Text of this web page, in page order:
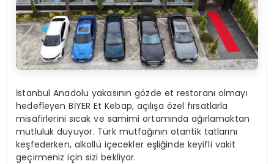
İstanbul Anadolu yakasının gözde et restoranı olmayı
hedefleyen BİYER Et Kebap, açılışa özel fırsatlarla
misafirlerini sıcak ve samimi ortamında ağırlamaktan
mutluluk duyuyor. Türk mutfağının otantik tatlarını
keşfederken, alkollü içecekler eşliğinde keyifli vakit
geçirmeniz için sizi bekliyor.